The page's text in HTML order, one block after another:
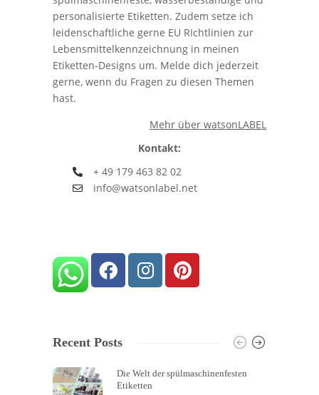
personalisierte Etiketten. Zudem setze ich
leidenschaftliche gerne EU RIchtlinien zur
Lebensmittelkennzeichnung in meinen
Etiketten-Designs um. Melde dich jederzeit
gerne, wenn du Fragen zu diesen Themen
hast.
Mehr über watsonLABEL
Kontakt:
+ 49 179 463 82 02
info@watsonlabel.net
Recent Posts
Die Welt der spülmaschinenfesten
Etiketten